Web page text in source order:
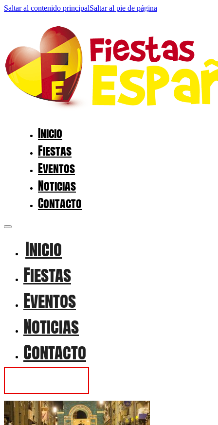
Saltar al contenido principalSaltar al pie de página
Inicio
Fiestas
Eventos
Noticias
Contacto
Inicio
Fiestas
Eventos
Noticias
Contacto